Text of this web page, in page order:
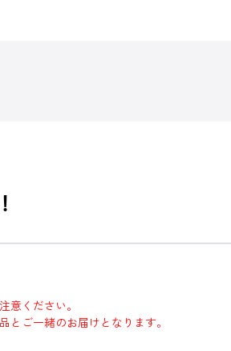
意ください。
ご一緒のお届けとなります。